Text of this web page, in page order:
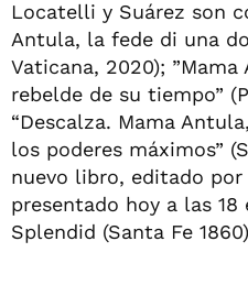
Locatelli y Suárez son
Antula, la fede di una
Vaticana, 2020);
rebelde de su tiempo”
“Descalza. Mama
los poderes máximos”
nuevo libro, editado
presentado hoy a las 18
Splendid (Santa Fe